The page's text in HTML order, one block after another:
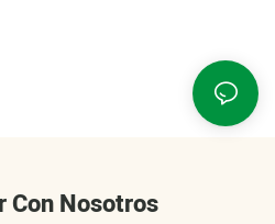
Con Nosotros